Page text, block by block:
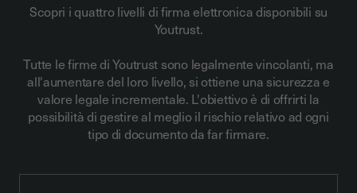
Scopri i quattro livelli di firma elettronica disponibili su
Youtrust.
Tutte le firme di Youtrust sono legalmente vincolanti, ma
all'aumentare del loro livello, si ottiene una sicurezza e
valore legale incrementale. L'obiettivo è di offrirti la
possibilità di gestire al meglio il rischio relativo ad ogni
tipo di documento da far firmare.